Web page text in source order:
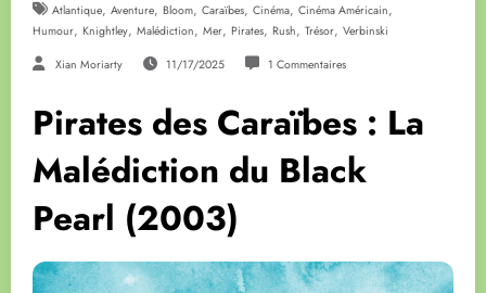
Atlantique, Aventure, Bloom, Caraïbes, Cinéma, Cinéma Américain,
Humour, Knightley, Malédiction, Mer, Pirates, Rush, Trésor, Verbinski
Xian Moriarty 11/17/2025 1 Commentaires
Pirates des Caraïbes : La
Malédiction du Black
Pearl (2003)